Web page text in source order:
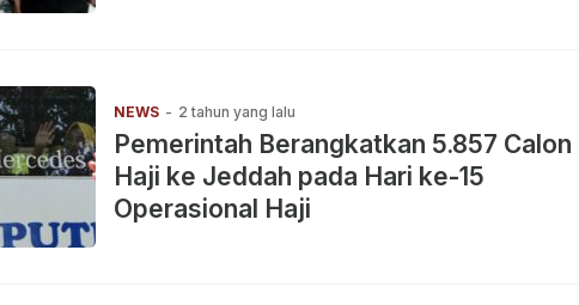
NEWS - 2 tahun yang lalu
Pemerintah Berangkatkan 5.857 Calon
Haji ke Jeddah pada Hari ke-15
Operasional Haji